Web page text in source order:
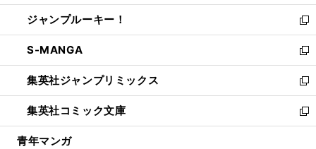
開
く
ウ
で
開
く
ン
ド
ウ
で
開
く
ウ
ィ
ン
ド
ウ
で
開
く
し
い
ウ
ィ
ン
ド
ウ
で
開
ジャンプルーキー！
新
し
い
ウ
ィ
ン
ド
ウ
S-MANGA
新
し
い
ウ
ィ
ン
集英社ジャンプリミックス
新
し
い
ウ
集英社コミック文庫
新
し
青年マンガ